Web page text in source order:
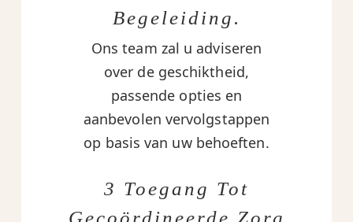
Begeleiding.
Ons team zal u adviseren
over de geschiktheid,
passende opties en
aanbevolen vervolgstappen
op basis van uw behoeften.
3 Toegang Tot
Gecoördineerde Zorg